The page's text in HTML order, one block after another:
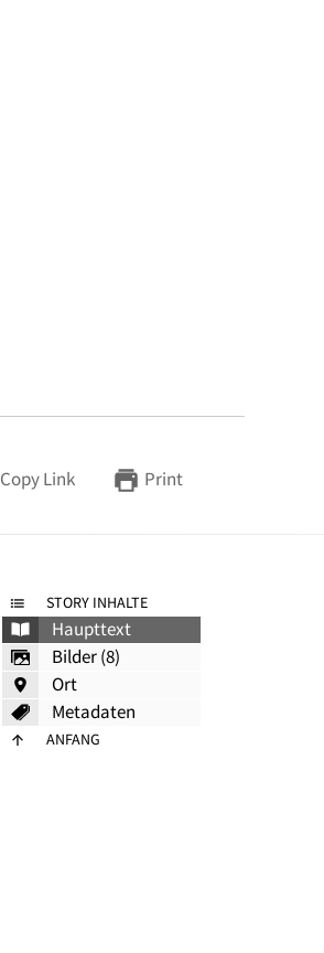
Copy Link Print
STORY INHALTE
Haupttext
Bilder (8)
Ort
Metadaten
ANFANG